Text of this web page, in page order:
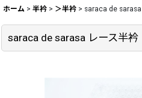
ホーム > 半衿 > ＞半衿 > saraca de sarasa
saraca de sarasa レース半衿